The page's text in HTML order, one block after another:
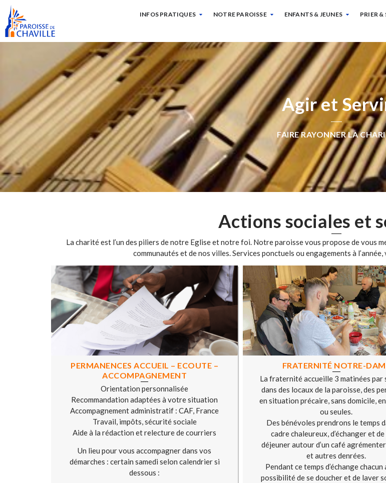
INFOS PRATIQUES NOTRE PAROISSE ENFANTS & JEUNES PRIER &
Agir et
FAIRE RAYONNER LA
Actions sociales et
La charité est l’un des piliers de notre Eglise et notre foi. Notre paroisse vous propose de vous
communautés et de nos villes. Services ponctuels ou engagements à
PERMANENCES ACCUEIL – ECOUTE –
ACCOMPAGNEMENT
Orientation personnalisée
Recommandation adaptées à votre situation
Accompagnement administratif : CAF, France
Travail, impôts, sécurité sociale
Aide à la rédaction et relecture de courriers
Un lieu pour vous accompagner dans vos
démarches : certain samedi selon calendrier si
dessous :
FRATERNITÉ NOTRE-
La fraternité accueille 3 matinées par
dans des locaux de la paroisse, des
en situation précaire, sans domicile,
ou seules.
Des bénévoles prendrons le temps
cadre chaleureux, d’échanger et
déjeuner autour d’un café
et autres denrées.
Pendant ce temps d’échange chacun
possibilité de se doucher et de laver